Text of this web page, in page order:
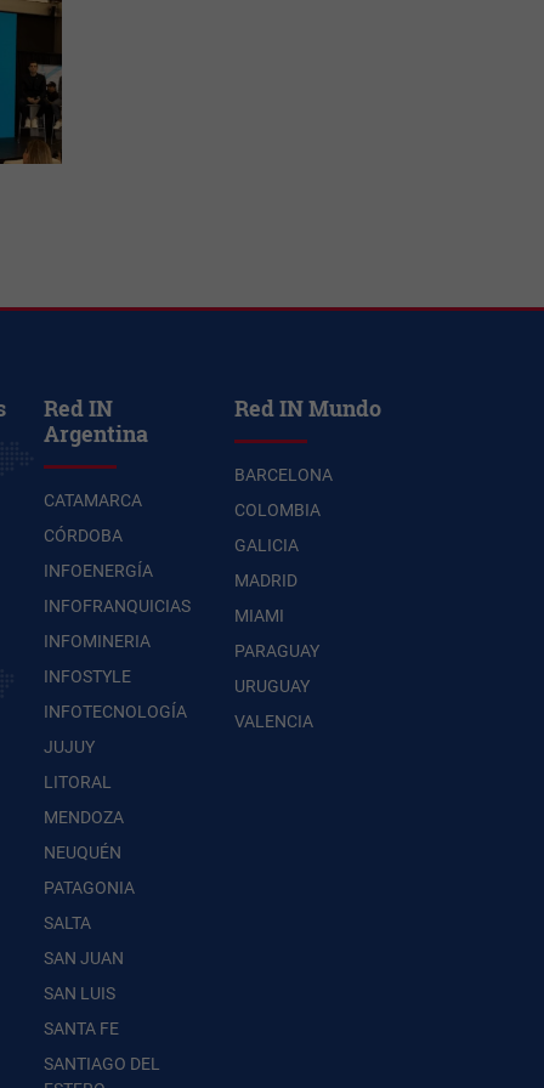
Red IN
Argentina
CATAMARCA
CÓRDOBA
INFOENERGÍA
INFOFRANQUICIAS
INFOMINERIA
INFOSTYLE
INFOTECNOLOGÍA
JUJUY
LITORAL
MENDOZA
NEUQUÉN
PATAGONIA
SALTA
SAN JUAN
SAN LUIS
SANTA FE
SANTIAGO DEL
Red IN Mundo
BARCELONA
COLOMBIA
GALICIA
MADRID
MIAMI
PARAGUAY
URUGUAY
VALENCIA